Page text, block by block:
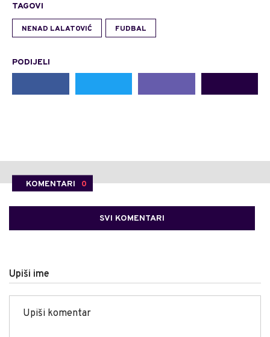
TAGOVI
NENAD LALATOVIĆ FUDBAL
PODIJELI
KOMENTARI 0
SVI KOMENTARI
Upiši ime